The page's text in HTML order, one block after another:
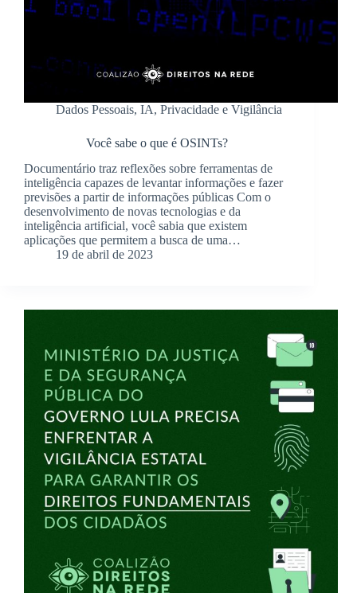
Dados Pessoais, IA, Privacidade e Vigilância
Você sabe o que é OSINTs?
Documentário traz reflexões sobre ferramentas de
inteligência capazes de levantar informações e fazer
previsões a partir de informações públicas Com o
desenvolvimento de novas tecnologias e da
inteligência artificial, você sabia que existem
aplicações que permitem a busca de uma…
19 de abril de 2023